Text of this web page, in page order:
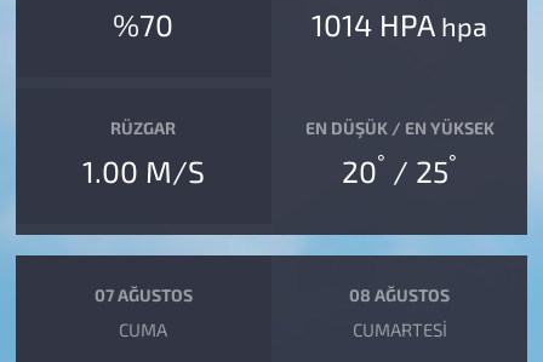
%70 1014 HPA hpa
RÜZGAR
1.00 M/S
EN DÜŞÜK / EN YÜKSEK
20° / 25°
07 AĞUSTOS
CUMA
08 AĞUSTOS
CUMARTESI